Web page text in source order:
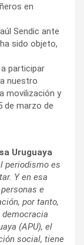
en
Sendic ante
sido objeto,
participar
nuestro
movilización y
de marzo de
Uruguaya
periodismo es
Y en esa
e
ón, por tanto,
(APU), el
ón social, tiene